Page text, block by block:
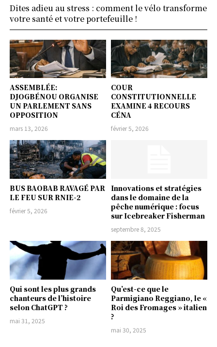
ASSEMBLÉE:
DJOGBÉNOU ORGANISE
UN PARLEMENT SANS
OPPOSITION
mars 13, 2026
COUR
CONSTITUTIONNELLE
EXAMINE 4 RECOURS
CÉNA
février 5, 2026
BUS BAOBAB RAVAGÉ PAR
LE FEU SUR RNIE-2
février 5, 2026
Innovations et stratégies
dans le domaine de la
pêche numérique : focus
sur Icebreaker Fisherman
septembre 8, 2025
Qui sont les plus grands
chanteurs de l’histoire
selon ChatGPT ?
mai 31, 2025
Qu’est-ce que le
Parmigiano Reggiano, le «
Roi des Fromages » italien
?
mai 30, 2025
Dites adieu au stress : comment le vélo transforme
votre santé et votre portefeuille !